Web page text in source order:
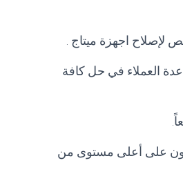
اجهزة ميتاج .
العملاء في حل كافة
على أعلى مستوى من